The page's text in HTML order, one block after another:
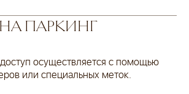
ПАРКИНГ
осуществляется с помощью
или специальных меток.